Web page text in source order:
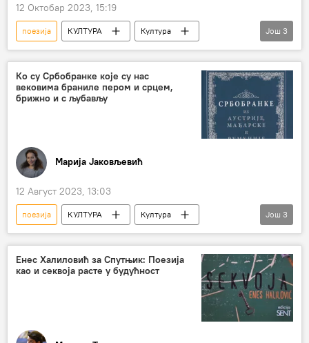
12 Октобар 2023, 15:19
поезија КУЛТУРА
Култура
Култура – вести
Књижевност
Матија Бећковић
Још 3
Ко су Србобранке које су нас
вековима браниле пером и срцем,
брижно и с љубављу
Марија Јаковљевић
12 Август 2023, 13:03
поезија КУЛТУРА
Култура
књига
Србија
Аустрија
Матица српска
Још 3
Енес Халиловић за Спутњик: Поезија
као и секвоја расте у будућност